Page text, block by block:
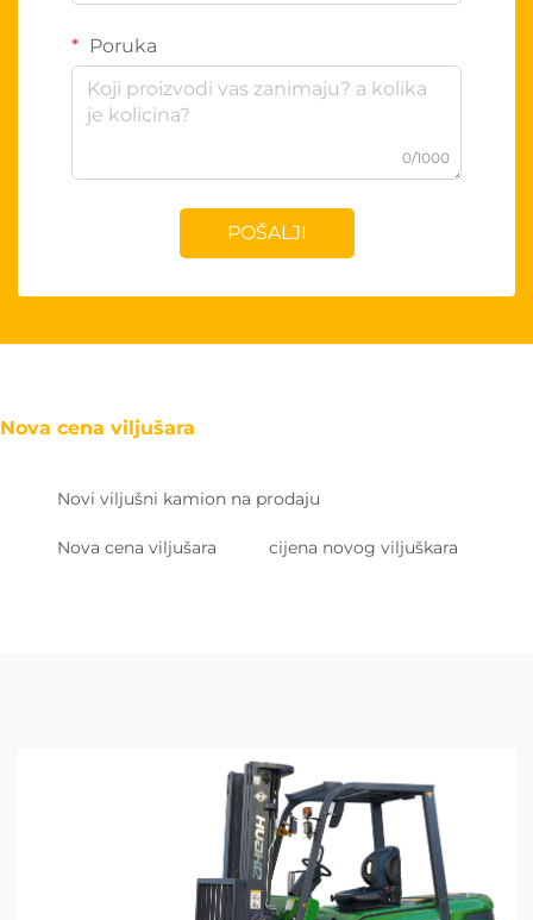
Poruka
0/1000
POŠALJI
Nova cena viljušara
Novi viljušni kamion na prodaju
Nova cena viljušara cijena novog viljuškara